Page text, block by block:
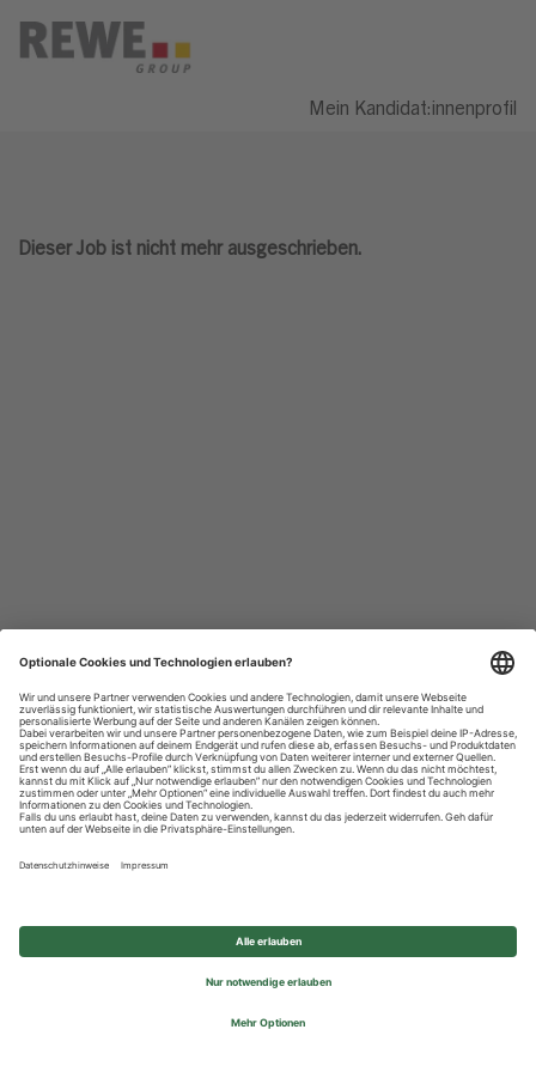
Mein Kandidat:innenprofil
Dieser Job ist nicht mehr ausgeschrieben.
Datenschutzhinweise
Impressum
Privatsphäre-Einstellungen
© 2026 REWE Group - All rights reserved